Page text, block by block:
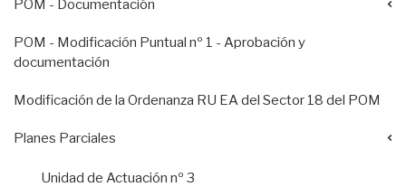
POM - Documentación
POM - Modificación Puntual nº 1 - Aprobación y
documentación
Modificación de la Ordenanza RU EA del Sector 18 del POM
Planes Parciales
Unidad de Actuación nº 3